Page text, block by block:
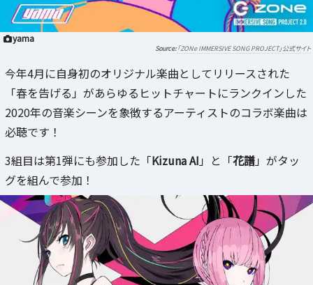
yama
「ZONe IMMERSIVE SONG PROJECT」公式サイト
今年4月に自身初のオリジナル楽曲としてリリースされた
「春を告げる」があらゆるヒットチャートにランクインした
2020年の音楽シーンを象徴するアーティストのコラボ楽曲は
必聴です！
3組目は第1弾にも参加した「Kizuna AI 」と「花譜」がタッ
グを組んで参加！